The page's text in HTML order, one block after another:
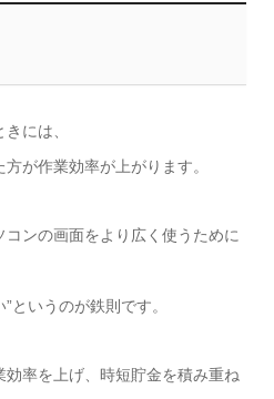
には、
が作業効率が上がります。
ンの画面をより広く使うために
というのが鉄則です。
率を上げ、時短貯金を積み重ね